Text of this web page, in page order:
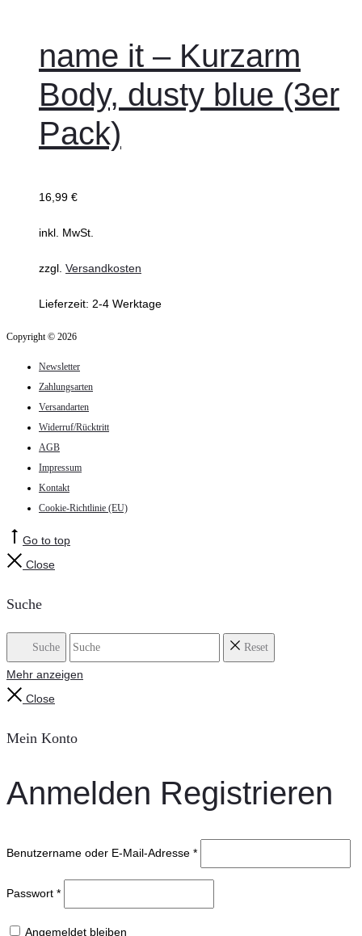
name it – Kurzarm
Body, dusty blue (3er
Pack)
16,99 €
inkl. MwSt.
zzgl. Versandkosten
Lieferzeit: 2-4 Werktage
Copyright © 2026
Newsletter
Zahlungsarten
Versandarten
Widerruf/Rücktritt
AGB
Impressum
Kontakt
Cookie-Richtlinie (EU)
Go to top
Close
Suche
Suche Reset
Mehr anzeigen
Close
Mein Konto
Anmelden Registrieren
Benutzername oder E-Mail-Adresse *
Passwort *
Angemeldet bleiben